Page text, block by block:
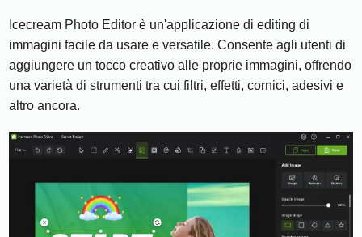
Icecream Photo Editor è un'applicazione di editing di
immagini facile da usare e versatile. Consente agli utenti di
aggiungere un tocco creativo alle proprie immagini, offrendo
una varietà di strumenti tra cui filtri, effetti, cornici, adesivi e
altro ancora.